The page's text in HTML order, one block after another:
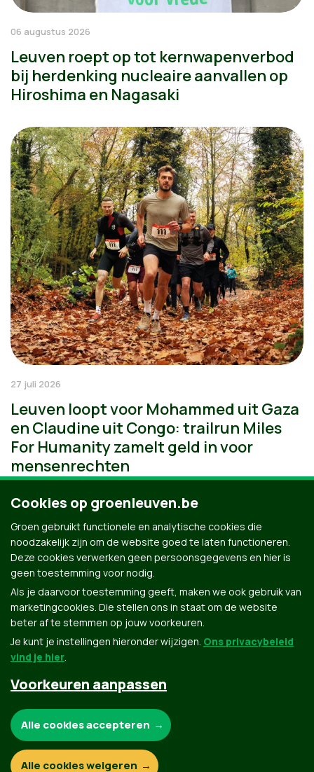
06 augustus 2026
Leuven roept op tot kernwapenverbod
bij herdenking nucleaire aanvallen op
Hiroshima en Nagasaki
27 juli 2026
Leuven loopt voor Mohammed uit Gaza
en Claudine uit Congo: trailrun Miles
For Humanity zamelt geld in voor
mensenrechten
Groen.be
Contact Privacybeleid
Cookies op groenleuven.be
Groen gebruikt functionele en analytische cookies die
noodzakelijk zijn om de website goed te laten functioneren.
Deze cookies verwerken geen persoonsgegevens en hier is
geen toestemming voor nodig.
Als je daarvoor toestemming geeft, maken we ook gebruik van
marketingcookies. Die stellen ons in staat om de website
beter af te stemmen op jouw voorkeuren.
Je kunt je instellingen hieronder wijzigen. Ons privacybeleid
vind je hier.
Voorkeuren aanpassen
Functionele en analytische cookies:
Alle cookies accepteren
Alle cookies weigeren